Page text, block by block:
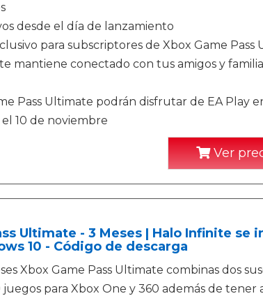
desde el día de lanzamiento
para subscriptores de Xbox Game Pass
mantiene conectado con tus amigos y
Pass Ultimate podrán disfrutar de EA Play
10 de noviembre
Ver
Ultimate - 3 Meses | Halo Infinite se
10 - Código de descarga
Xbox Game Pass Ultimate combinas dos
juegos para Xbox One y 360 además de tener